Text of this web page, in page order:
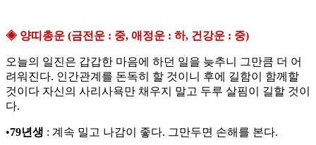
◈ 양띠총운 (금전운 : 중, 애정운 : 하, 건강운 : 중)
오늘의 일진은 갑갑한 마음에 하던 일을 늦추니 그만큼 더 어
려워진다. 인간관계를 돈독히 할 것이니 후에 길함이 함께할
것이다 자신의 사리사욕만 채우지 말고 두루 살핌이 길할 것이
다.
•79년생 : 계속 밀고 나감이 좋다. 그만두면 손해를 본다.